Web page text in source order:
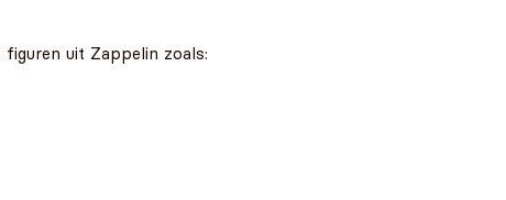
uit Zappelin zoals: